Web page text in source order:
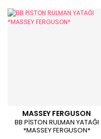
MASSEY FERGUSON
BB PİSTON RULMAN YATAĞI
*MASSEY FERGUSON*